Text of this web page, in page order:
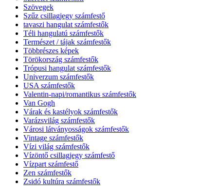
Szövegek
Szűz csillagjegy számfestő
tavaszi hangulat számfestők
Téli hangulatú számfestők
Természet / tájak számfestők
Többrészes képek
Törökország számfestők
Trópusi hangulat számfestők
Univerzum számfestők
USA számfestők
Valentin-napi/romantikus számfestők
Van Gogh
Várak és kastélyok számfestők
Varázsvilág számfestők
Városi látványosságok számfestők
Vintage számfestők
Vízi világ számfestők
Vízöntő csillagjegy számfestő
Vízpart számfestő
Zen számfestők
Zsidó kultúra számfestők